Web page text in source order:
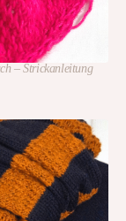
– Strickanleitung